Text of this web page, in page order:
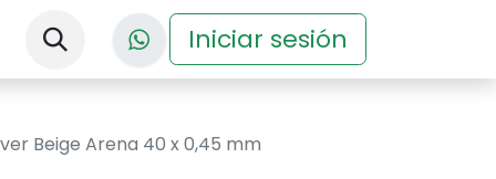
Descargas Eventos
Iniciar sesión
Beige Arena 40 x 0,45 mm